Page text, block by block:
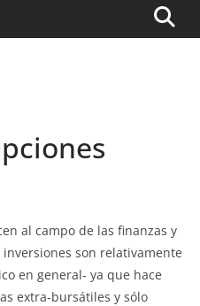
al campo de las finanzas y
son relativamente
en general- ya que hace
extra-bursátiles y sólo